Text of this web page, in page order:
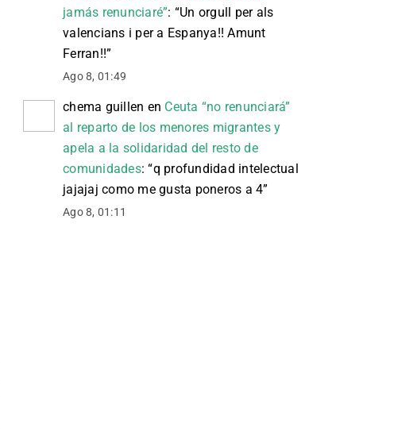
jamás renunciaré”: “Un orgull per als
valencians i per a Espanya!! Amunt
Ferran!!”
Ago 8, 01:49
chema guillen en Ceuta “no renunciará”
al reparto de los menores migrantes y
apela a la solidaridad del resto de
comunidades: “q profundidad intelectual
jajajaj como me gusta poneros a 4”
Ago 8, 01:11